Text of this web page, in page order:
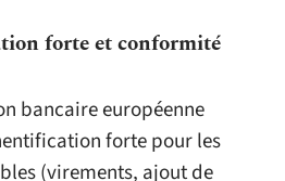
forte et conformité
bancaire européenne
forte pour les
(virements, ajout de